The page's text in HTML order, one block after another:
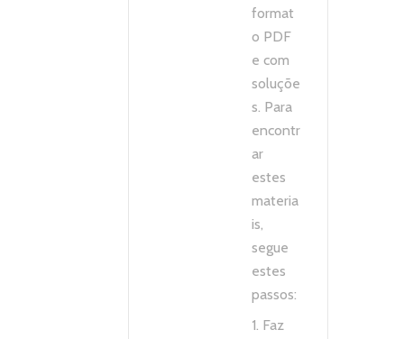
format
o PDF
e com
soluçõe
s. Para
encontr
ar
estes
materia
is,
segue
estes
passos:
1. Faz